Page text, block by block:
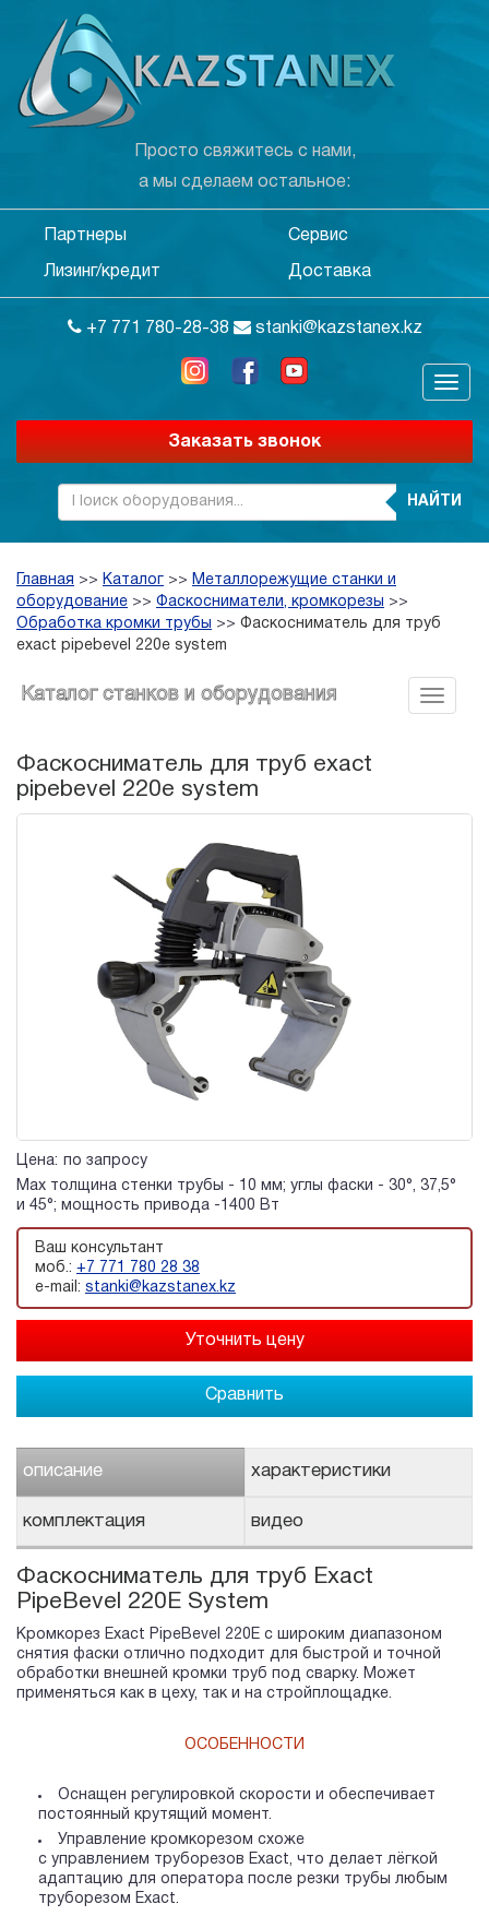
Просто свяжитесь с нами,
а мы сделаем остальное:
Партнеры Сервис
Лизинг/кредит Доставка
+7 771 780-28-38 stanki@kazstanex.kz
Заказать звонок
НАЙТИ
Главная >> Каталог >> Металлорежущие станки и
оборудование >> Фаскосниматели, кромкорезы
>>
Обработка кромки трубы
>> Фаскосниматель для труб
exact pipebevel 220e system
Каталог станков и оборудования
Фаскосниматель для труб exact
pipebevel 220e system
Цена:
по запросу
Max толщина стенки трубы - 10 мм; углы фаски - 30°, 37,5°
и 45°; мощность привода -1400 Вт
Ваш консультант
моб.: +7 771 780 28 38
e-mail: stanki@kazstanex.kz
Сравнить
описание характеристики
комплектация видео
Фаскосниматель для труб Exact
PipeBevel 220E System
Кромкорез Exact PipeBevel 220E с широким диапазоном
снятия фаски отлично подходит для быстрой и точной
обработки внешней кромки труб под сварку. Может
применяться как в цеху, так и на стройплощадке.
ОСОБЕННОСТИ
Оснащен регулировкой скорости и обеспечивает
постоянный крутящий момент.
Управление кромкорезом схоже
с управлением труборезов Exact, что делает лёгкой
адаптацию для оператора после резки трубы любым
труборезом Exact.